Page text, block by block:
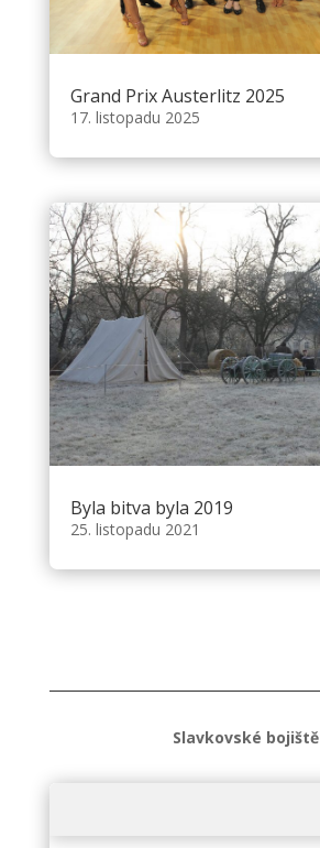
Grand Prix Austerlitz 2025
17. listopadu 2025
Byla bitva byla 2019
25. listopadu 2021
Slavkovské bojiště